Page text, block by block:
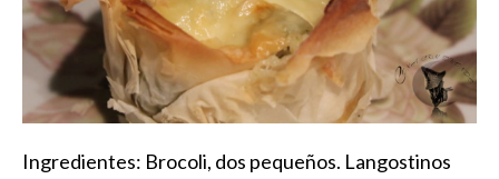
Ingredientes: Brocoli, dos pequeños. Langostinos